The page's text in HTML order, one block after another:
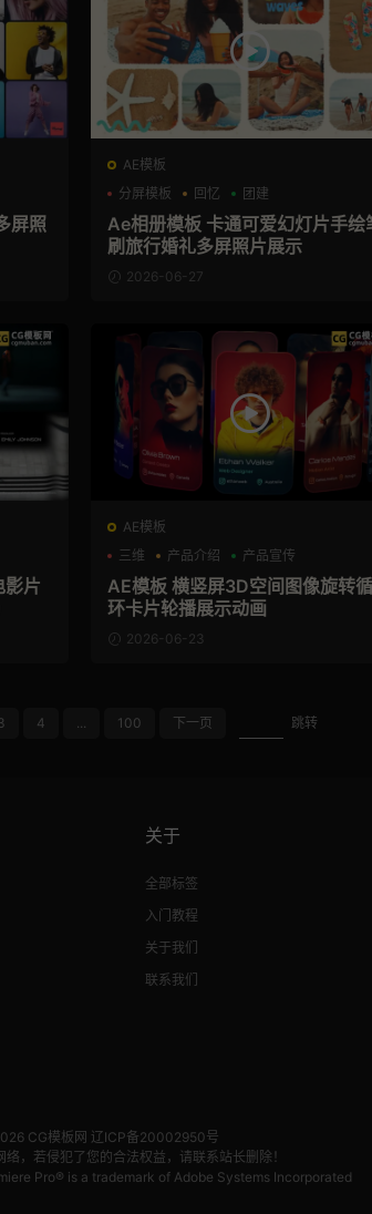
屏照
AE模板
分屏模板
回忆 团建
Ae相册模板 卡通可爱幻灯片手绘
刷旅行婚礼多屏照片展示
2026-06-27
片
AE模板
三维
产品介绍 产品宣传
AE模板 横竖屏3D空间图像旋转循
环卡片轮播展示动画
2026-06-23
4 ... 100 下一页 跳转
关于
全部标签
入门教程
关于我们
联系我们
CG模板网 辽ICP备20002950号
，若侵犯了您的合法权益，请联系站长删除！
Pro® is a trademark of Adobe Systems Incorporated